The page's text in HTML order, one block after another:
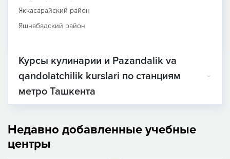
Яккасарайский район
Яшнабадский район
Курсы кулинарии и Pazandalik va
qandolatchilik kurslari по станциям
метро Ташкента
Недавно добавленные учебные
центры